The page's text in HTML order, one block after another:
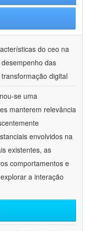
do ceo na
das
digital
se uma
manterem relevância
envolvidos na
existentes, as
comportamentos e
a interação